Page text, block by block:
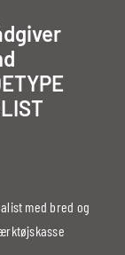
med bred og